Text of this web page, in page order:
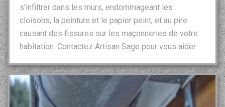
s'infiltrer dans les murs, endommageant les
cloisons, la peinture et le papier peint, et au pire
causant des fissures sur les maçonneries de votre
habitation. Contactez Artisan Sage pour vous aider.